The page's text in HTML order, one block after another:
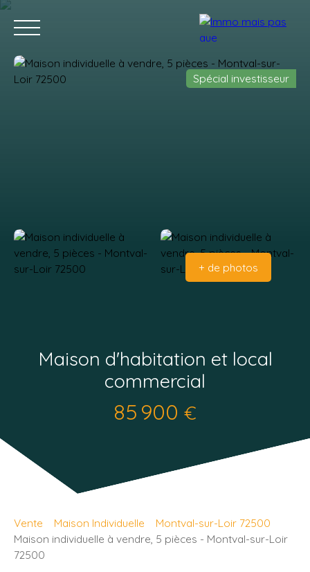
Estimation
Spécial investisseur
+ de photos
Maison d'habitation et local
commercial
85 900 €
Vente Maison Individuelle
Montval-sur-Loir 72500
Maison individuelle à vendre, 5 pièces - Montval-sur-Loir
72500